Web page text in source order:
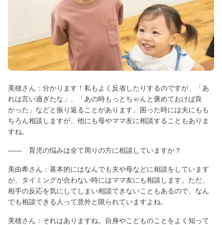
美穂さん：分かります！私もよく反省したりするのですが、「あ
れは言い過ぎたな」、「あの時もっとちゃんと褒めておけば良
かった」などと振り返ることがあります。困った時には夫にもも
ちろん相談しますが、他にも母やママ友に相談することもありま
すね。
―― 育児の悩みは全て周りの方に相談していますか？
美由希さん：基本的にはなんでも夫や母などに相談をしています
が、タイミングが合わない時にはママ友にも相談します。ただ、
相手の反応を気にしてしまい相談できないこともあるので、なん
でも相談できる人って意外と限られていますよね。
美穂さん：それはありますね。自身やこどものことをよく知って